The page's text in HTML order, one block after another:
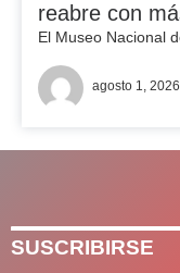
reabre con
El Museo Nacional
agosto 1, 2026
SUSCRIBIRSE